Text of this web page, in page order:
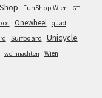
FunShop Wien GT
Onewheel quad
Surfboard Unicycle
weihnachten
Wien